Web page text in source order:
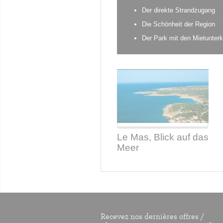
Der direkte Strandzugang
Die Schönheit der Region
Der Park mit den
Le Mas, Blick auf das
Meer
Recevez nos dernières offres /